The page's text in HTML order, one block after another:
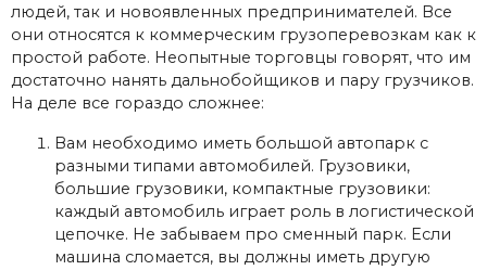
людей, так и новоявленных предпринимателей. Все
они относятся к коммерческим грузоперевозкам как к
простой работе. Неопытные торговцы говорят, что им
достаточно нанять дальнобойщиков и пару грузчиков.
На деле все гораздо сложнее:
Вам необходимо иметь большой автопарк с
разными типами автомобилей. Грузовики,
большие грузовики, компактные грузовики:
каждый автомобиль играет роль в логистической
цепочке. Не забываем про сменный парк. Если
машина сломается, вы должны иметь другую